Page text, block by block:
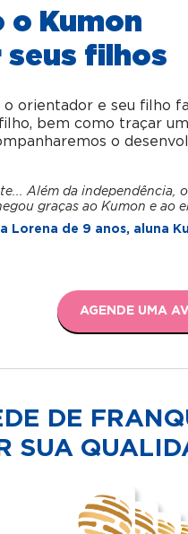
o Kumon
filhos
orientador e seu filho
bem como traçar
o
Além da
graças ao Kumon e ao
Lorena de 9 anos, aluna
AGENDE UMA
DE
SUA